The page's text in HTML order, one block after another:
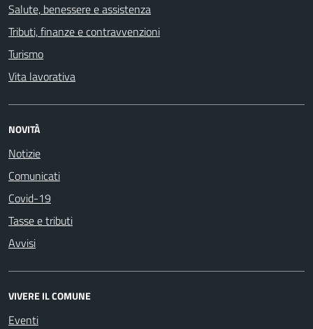
Salute, benessere e assistenza
Tributi, finanze e contravvenzioni
Turismo
Vita lavorativa
NOVITÀ
Notizie
Comunicati
Covid-19
Tasse e tributi
Avvisi
VIVERE IL COMUNE
Eventi